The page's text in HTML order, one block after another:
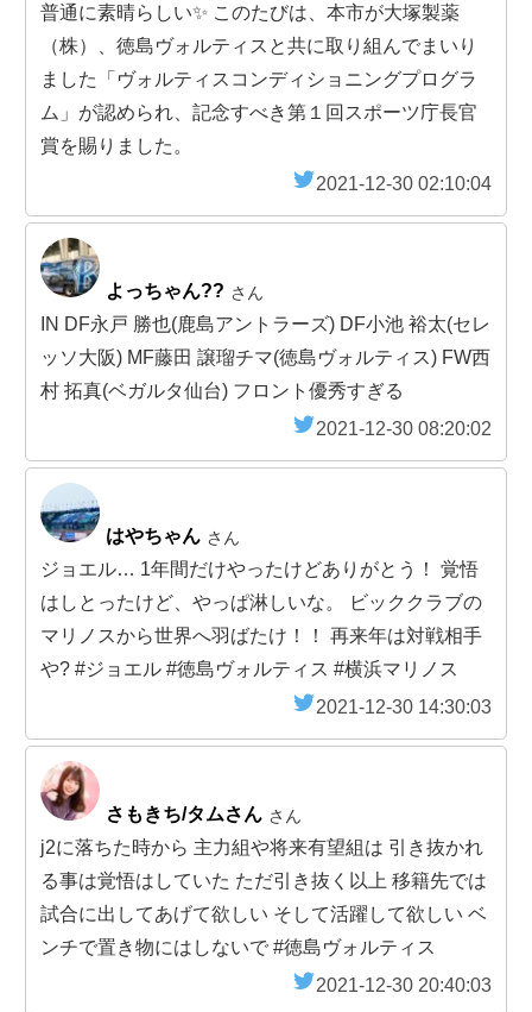
普通に素晴らしい✨ このたびは、本市が大塚製薬
（株）、徳島ヴォルティスと共に取り組んでまいり
ました「ヴォルティスコンディショニングプログラ
ム」が認められ、記念すべき第１回スポーツ庁長官
賞を賜りました。
2021-12-30 02:10:04
よっちゃん?? さん
IN DF永戸 勝也(鹿島アントラーズ) DF小池 裕太(セレ
ッソ大阪) MF藤田 譲瑠チマ(徳島ヴォルティス) FW西
村 拓真(ベガルタ仙台) フロント優秀すぎる
2021-12-30 08:20:02
はやちゃん さん
ジョエル… 1年間だけやったけどありがとう！ 覚悟
はしとったけど、やっぱ淋しいな。 ビッククラブの
マリノスから世界へ羽ばたけ！！ 再来年は対戦相手
や? #ジョエル #徳島ヴォルティス #横浜マリノス
2021-12-30 14:30:03
さもきち/タムさん さん
j2に落ちた時から 主力組や将来有望組は 引き抜かれ
る事は覚悟はしていた ただ引き抜く以上 移籍先では
試合に出してあげて欲しい そして活躍して欲しい ベ
ンチで置き物にはしないで #徳島ヴォルティス
2021-12-30 20:40:03